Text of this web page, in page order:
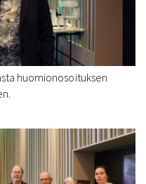
huomionosoituksen